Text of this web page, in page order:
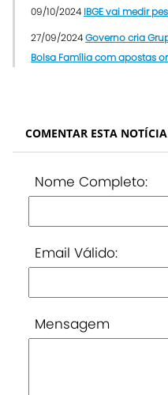
09/10/2024 IBGE vai medir
27/09/2024Governo cria
Bolsa Família com apostas
COMENTAR ESTA NOTÍCIA
Nome Completo:
Email Válido:
Mensagem